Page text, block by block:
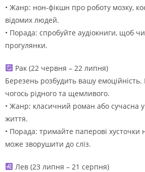
• Жанр: нон-фікшн про роботу мозку,
відомих людей.
• Порада: спробуйте аудіокниги, щоб
прогулянки.
Рак (22 червня – 22 липня)
Березень розбудить вашу емоційність.
чогось рідного та щемливого.
• Жанр: класичний роман або сучасна
життя.
• Порада: тримайте паперові хусточки
може зворушити до сліз.
Лев (23 липня – 21 серпня)